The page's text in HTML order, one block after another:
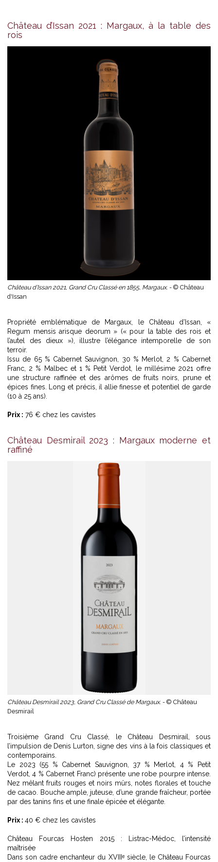
Château d’Issan 2021 : Margaux, à la table des
rois
Château d’Issan 2021, Grand Cru Classé en 1855, Margaux. - © Château
d'Issan
Propriété emblématique de Margaux, le Château d’Issan, «
Regum mensis arisque deorum » (« pour la table des rois et
l’autel des dieux »), illustre l’élégance intemporelle de son
terroir.
Issu de 65 % Cabernet Sauvignon, 30 % Merlot, 2 % Cabernet
Franc, 2 % Malbec et 1 % Petit Verdot, le millésime 2021 offre
une structure raffinée et des arômes de fruits noirs, prune et
épices fines. Long et précis, il allie finesse et potentiel de garde
(10 à 25 ans).
Prix : 76 € chez les cavistes
Château Desmirail 2023 : Margaux moderne et
raffiné
Château Desmirail 2023, Grand Cru Classé de Margaux. - © Château
Desmirail
Troisième Grand Cru Classé, le Château Desmirail, sous
l’impulsion de Denis Lurton, signe des vins à la fois classiques et
contemporains.
Le 2023 (55 % Cabernet Sauvignon, 37 % Merlot, 4 % Petit
Verdot, 4 % Cabernet Franc) présente une robe pourpre intense.
Nez mêlant fruits rouges et noirs mûrs, notes florales et touche
de cacao. Bouche ample, juteuse, d’une grande fraîcheur, portée
par des tanins fins et une finale épicée et élégante.
Prix : 40 € chez les cavistes
Château Fourcas Hosten 2015 : Listrac-Médoc, l’intensité
maîtrisée
Dans son cadre enchanteur du XVIIIᵉ siècle, le Château Fourcas